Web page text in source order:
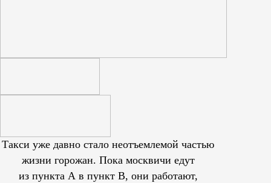
Такси уже давно стало неотъемлемой частью
жизни горожан. Пока москвичи едут
из пункта А в пункт В, они работают,